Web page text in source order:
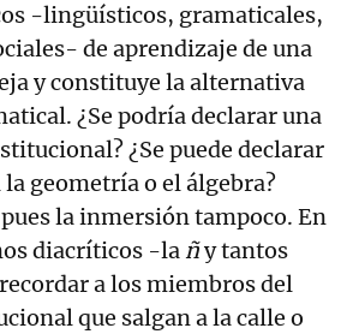
-lingüísticos, gramaticales,
de aprendizaje de una
y constituye la alternativa
¿Se podría declarar una
¿Se puede declarar
geometría o el álgebra?
la inmersión tampoco. En
diacríticos -lañy tantos
a los miembros del
que salgan a la calle o